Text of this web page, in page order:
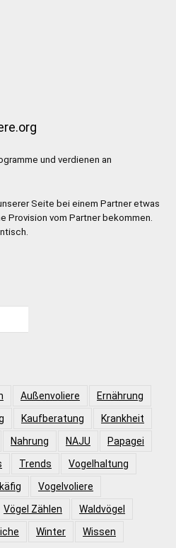
und verdienen an
Seite bei einem Partner etwas
Provision vom Partner bekommen.
Außenvoliere
Ernährung
Kaufberatung
Krankheit
Nahrung NAJU
Papagei
Trends
Vogelhaltung
Vogelvoliere
Vögel Zählen
Waldvögel
Winter Wissen